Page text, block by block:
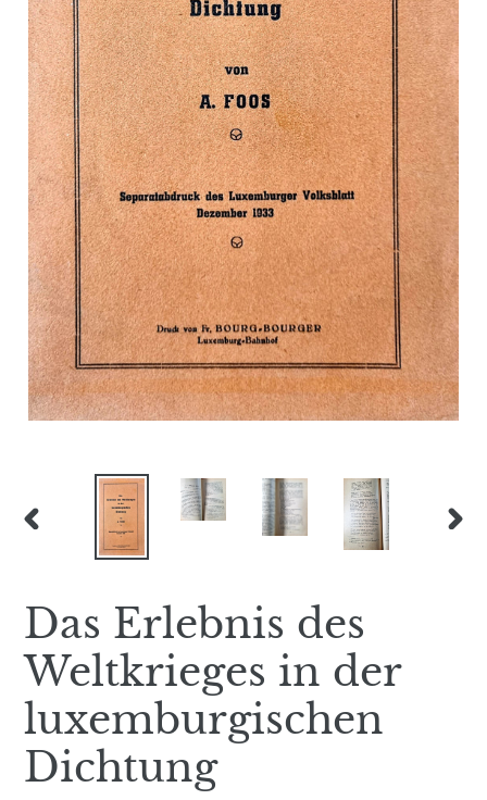
VORHERIGER
SCHIEBER
Das Erlebnis des
Weltkrieges in der
luxemburgischen
Dichtung